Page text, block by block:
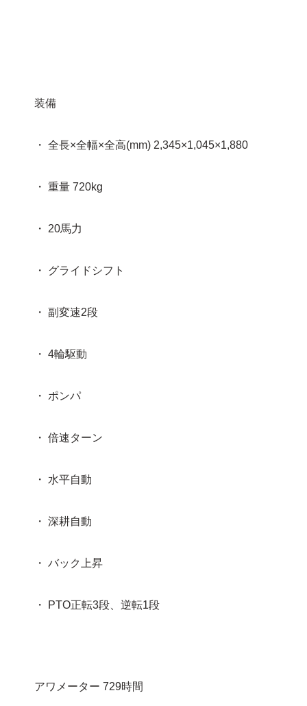
装備
・ 全長×全幅×全高(mm) 2,345×1,045×1,880
・ 重量 720kg
・ 20馬力
・ グライドシフト
・ 副変速2段
・ 4輪駆動
・ ポンパ
・ 倍速ターン
・ 水平自動
・ 深耕自動
・ バック上昇
・ PTO正転3段、逆転1段
アワメーター 729時間